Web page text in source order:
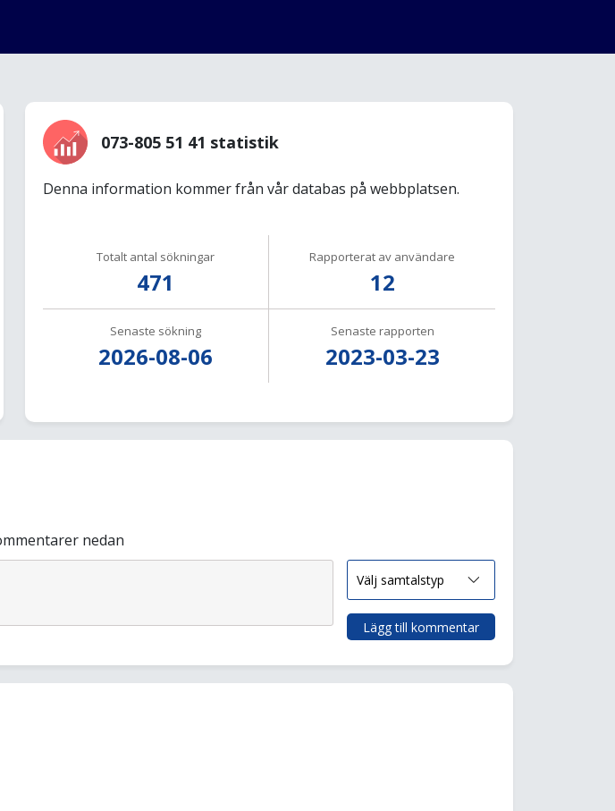
073-805 51 41 statistik
Denna information kommer från vår databas på webbplatsen.
Totalt antal sökningar
471
Rapporterat av användare
12
Senaste sökning
2026-08-06
Senaste rapporten
2023-03-23
nedan
Lägg till kommentar